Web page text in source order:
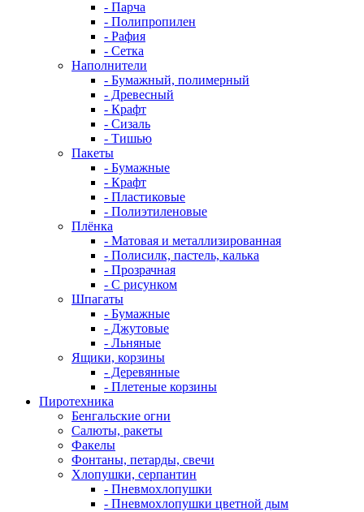
- Парча
- Полипропилен
- Рафия
- Сетка
Наполнители
- Бумажный, полимерный
- Древесный
- Крафт
- Сизаль
- Тишью
Пакеты
- Бумажные
- Крафт
- Пластиковые
- Полиэтиленовые
Плёнка
- Матовая и металлизированная
- Полисилк, пастель, калька
- Прозрачная
- С рисунком
Шпагаты
- Бумажные
- Джутовые
- Льняные
Ящики, корзины
- Деревянные
- Плетеные корзины
Пиротехника
Бенгальские огни
Салюты, ракеты
Факелы
Фонтаны, петарды, свечи
Хлопушки, серпантин
- Пневмохлопушки
- Пневмохлопушки цветной дым